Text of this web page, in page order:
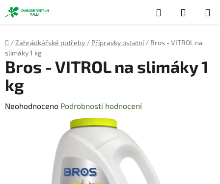
Přejít
na
obsah
Hledat
KOŠÍK
Domů
/ Zahrádkářské potřeby / Přípravky ostatní / Bros - VITROL na
slimáky 1 kg
Bros - VITROL na slimáky 1
kg
Průměrné
Neohodnoceno Podrobnosti hodnocení